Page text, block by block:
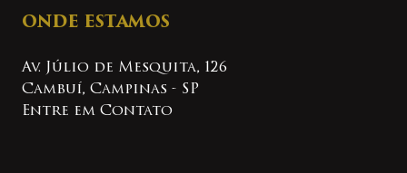
ONDE ESTAMOS
Av. Júlio de Mesquita, 126
Cambuí, Campinas - SP
Entre em Contato